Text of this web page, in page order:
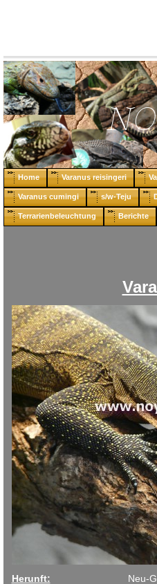
Home Varanus reisingeri
Varanus cumingi s/w-Teju
Terrarienbeleuchtung Berichte
Herunft:
Neu-